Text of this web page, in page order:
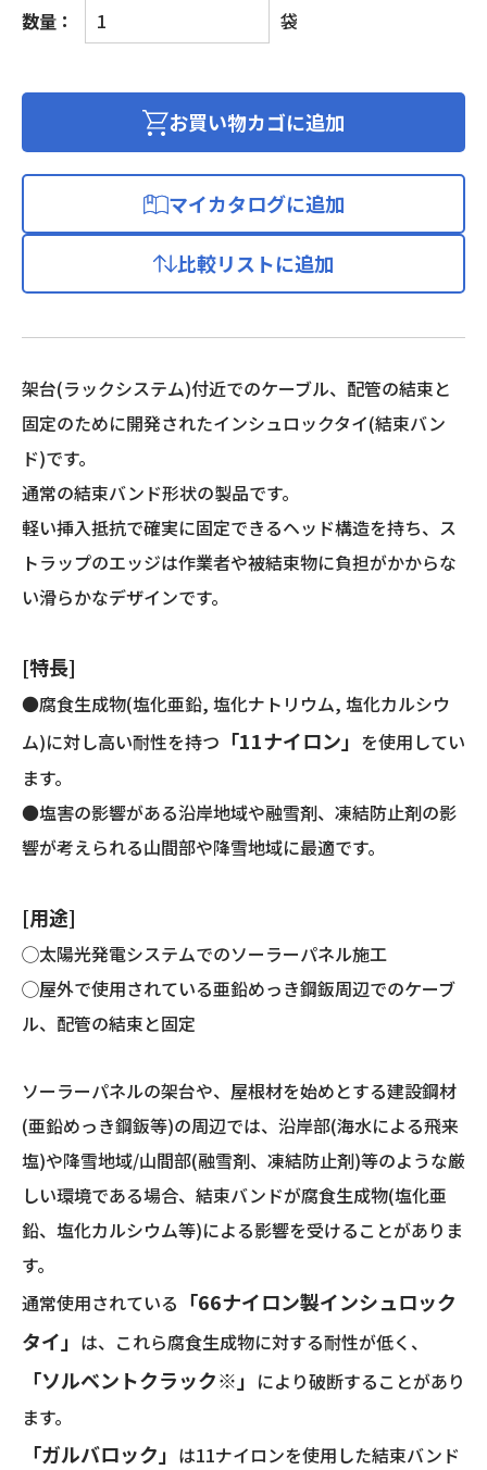
数量：
太
陽
発
施
用
バ
ン
ド/100
本
入
り
個
袋
お買い物カゴに追加
マイカタログに追加
比較リストに追加
架台(ラックシステム)付近でのケーブル、配管の結束と
固定のために開発されたインシュロックタイ(結束バン
ド)です。
通常の結束バンド形状の製品です。
軽い挿入抵抗で確実に固定できるヘッド構造を持ち、ス
トラップのエッジは作業者や被結束物に負担がかからな
い滑らかなデザインです。
[特長]
●腐食生成物(塩化亜鉛, 塩化ナトリウム, 塩化カルシウ
ム)に対し高い耐性を持つ 「11ナイロン」 を使用してい
ます。
●塩害の影響がある沿岸地域や融雪剤、凍結防止剤の影
響が考えられる山間部や降雪地域に最適です。
[用途]
◯太陽光発電システムでのソーラーパネル施工
◯屋外で使用されている亜鉛めっき鋼鈑周辺でのケーブ
ル、配管の結束と固定
ソーラーパネルの架台や、屋根材を始めとする建設鋼材
(亜鉛めっき鋼鈑等)の周辺では、沿岸部(海水による飛来
塩)や降雪地域/山間部(融雪剤、凍結防止剤)等のような厳
しい環境である場合、結束バンドが腐食生成物(塩化亜
鉛、塩化カルシウム等)による影響を受けることがありま
す。
通常使用されている 「66ナイロン製インシュロック
タイ」 は、これら腐食生成物に対する耐性が低く、
「ソルベントクラック※」 により破断することがあり
ます。
「ガルバロック」 は11ナイロンを使用した結束バンド